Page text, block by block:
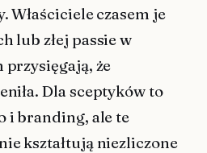
Właściciele czasem je
lub złej passie w
że
Dla sceptyków to
i branding, ale te
kształtują niezliczone